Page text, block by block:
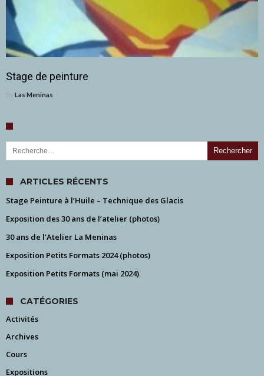
Stage de peinture
By Las Meninas
Rechercher :
ARTICLES RÉCENTS
Stage Peinture à l’Huile – Technique des Glacis
Exposition des 30 ans de l’atelier (photos)
30 ans de l’Atelier La Meninas
Exposition Petits Formats 2024 (photos)
Exposition Petits Formats (mai 2024)
CATÉGORIES
Activités
Archives
Cours
Expositions